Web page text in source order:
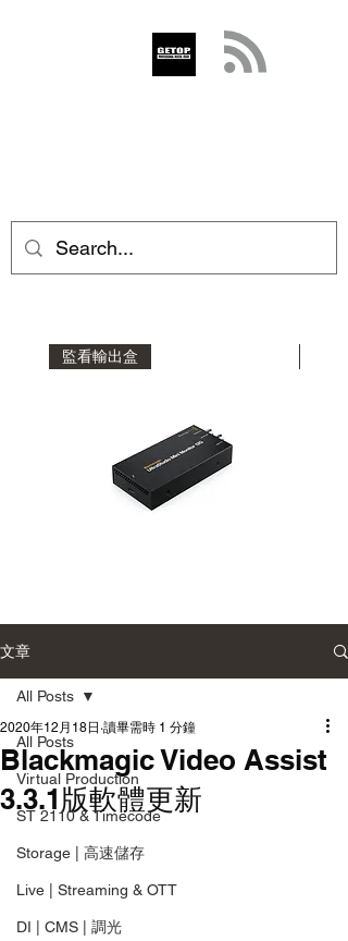
監看輸出盒
Mini
播
級
看
輸
出
盒
Mini
播
取
盒
文章
All Posts
Virtual Production
ST 2110 & Timecode
Storage | 高速儲存
Live | Streaming & OTT
DI | CMS | 調光
All Posts
Blackmagic Video Assist
3.3.1版軟體更新
2020年12月18日 讀畢需時 1 分鐘